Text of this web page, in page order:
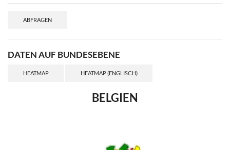
ABFRAGEN
DATEN AUF BUNDESEBENE
HEATMAP HEATMAP (ENGLISCH)
BELGIEN